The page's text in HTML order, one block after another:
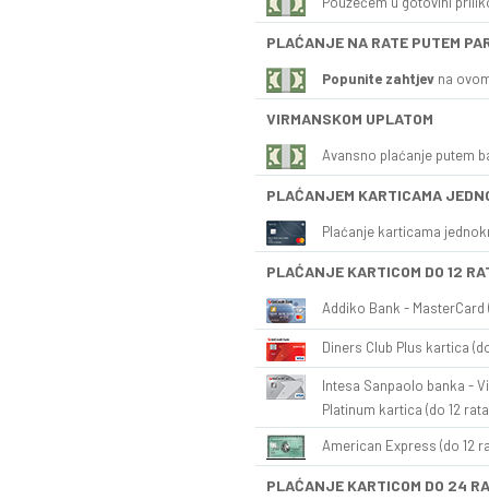
PLAĆANJE NA RATE PUTEM
Popunite zahtjev na
VIRMANSKOM UPLATOM
Avansno plaćanje putem
PLAĆANJEM KARTICAMA
Plaćanje karticama
PLAĆANJE KARTICOM DO 12
Addiko Bank - MasterCard
Diners Club Plus kartica
Intesa Sanpaolo banka -
Platinum kartica (do 12
American Express (do 12
PLAĆANJE KARTICOM DO 24